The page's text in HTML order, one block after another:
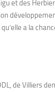
et des
a la
de Villiers